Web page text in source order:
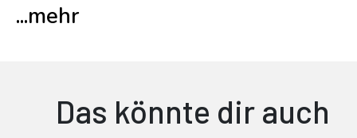
...mehr
Das könnte dir auch